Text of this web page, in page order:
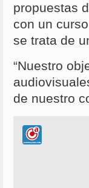
propuestas
con un
se trata de
“Nuestro
de nuestro